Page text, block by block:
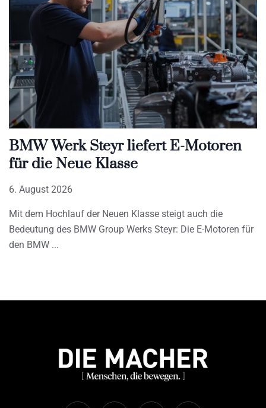
BMW Werk Steyr liefert E-Motoren
für die Neue Klasse
6. August 2026
Mit dem Hochlauf der Neuen Klasse steigt auch die
Bedeutung des BMW Group Werks Steyr: Die E-Motoren für
den BMW